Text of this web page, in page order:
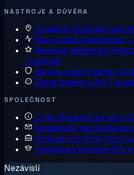
NÁSTROJE A DŮVĚRA
ZrcadleníOtestujte naši
Stav služeb Dostupnost v
Recenze zákazníků
Trustpilot
Záruka vrácení peněz 14
Získat podporu 24/7,
SPOLEČNOST
O nás Nezávislí od roku
Kontaktujte nás Spojte se
Program pro firmy Růst
Vzdělávací program Pro
Nezávislí